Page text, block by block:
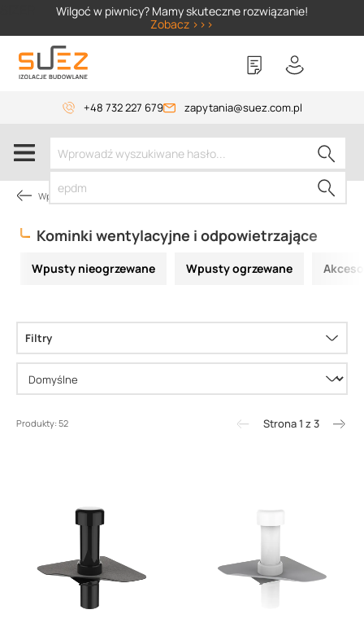
Wilgoć w piwnicy? Mamy skuteczne rozwiązanie!
Zobacz >>>
+48 732 227 679 zapytania@suez.com.pl
Wpusty i akcesoria
Wpusty nieogrzewane Wpusty ogrzewane
Kominki wentylacyjne i odpowietrzające
Filtry
Produkty: 52 Strona 1 z 3